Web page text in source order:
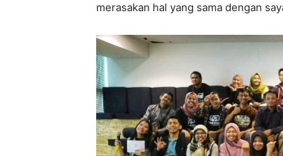
merasakan hal yang sama dengan